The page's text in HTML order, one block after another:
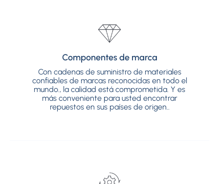
Componentes de marca
Con cadenas de suministro de materiales
confiables de marcas reconocidas en todo el
mundo., la calidad está comprometida. Y es
más conveniente para usted encontrar
repuestos en sus países de origen..
Componentes de marca
Con cadenas de suministro de materiales
confiables de marcas reconocidas en todo el
mundo., la calidad está comprometida. Y es
más conveniente para usted encontrar
repuestos en sus países de origen..